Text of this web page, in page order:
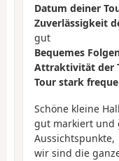
Datum deiner
Zuverlässigkeit
gut
Bequemes
Attraktivität der
Tour stark
Schöne kleine
gut markiert und
Aussichtspunkte,
wir sind die